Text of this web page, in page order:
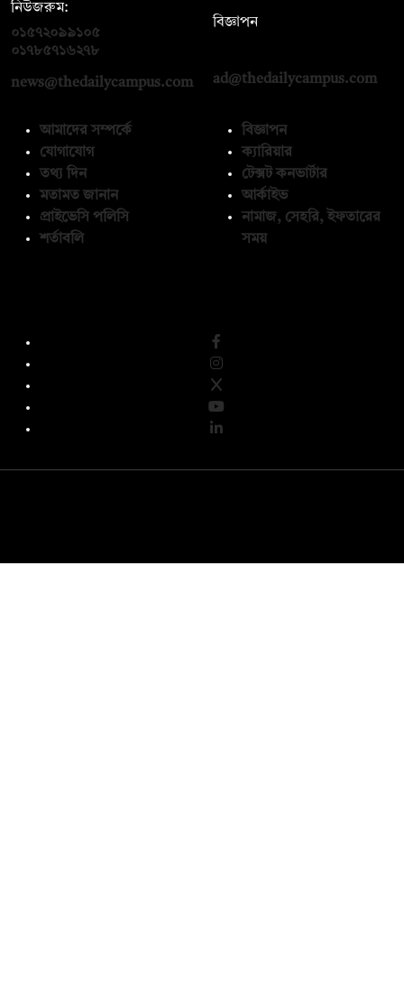
নিউজরুম:
০১৫৭২০৯৯১০৫
০১৭৮৫৭১৬২৭৮
news@thedailycampus.com
বিজ্ঞাপন
ad@thedailycampus.com
আমাদের সম্পর্কে
যোগাযোগ
তথ্য দিন
মতামত জানান
প্রাইভেসি পলিসি
শর্তাবলি
বিজ্ঞাপন
ক্যারিয়ার
টেক্সট কনভার্টার
আর্কাইভ
নামাজ, সেহরি, ইফতারের
সময়